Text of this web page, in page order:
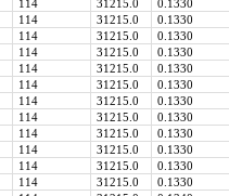
114 31215.0
0.1330
114 31215.0
0.1330
114 31215.0
0.1330
114 31215.0
0.1330
114 31215.0
0.1330
114 31215.0
0.1330
114 31215.0
0.1330
114 31215.0
0.1330
114 31215.0
0.1330
114 31215.0
0.1330
114 31215.0
0.1330
114 31215.0
0.1330